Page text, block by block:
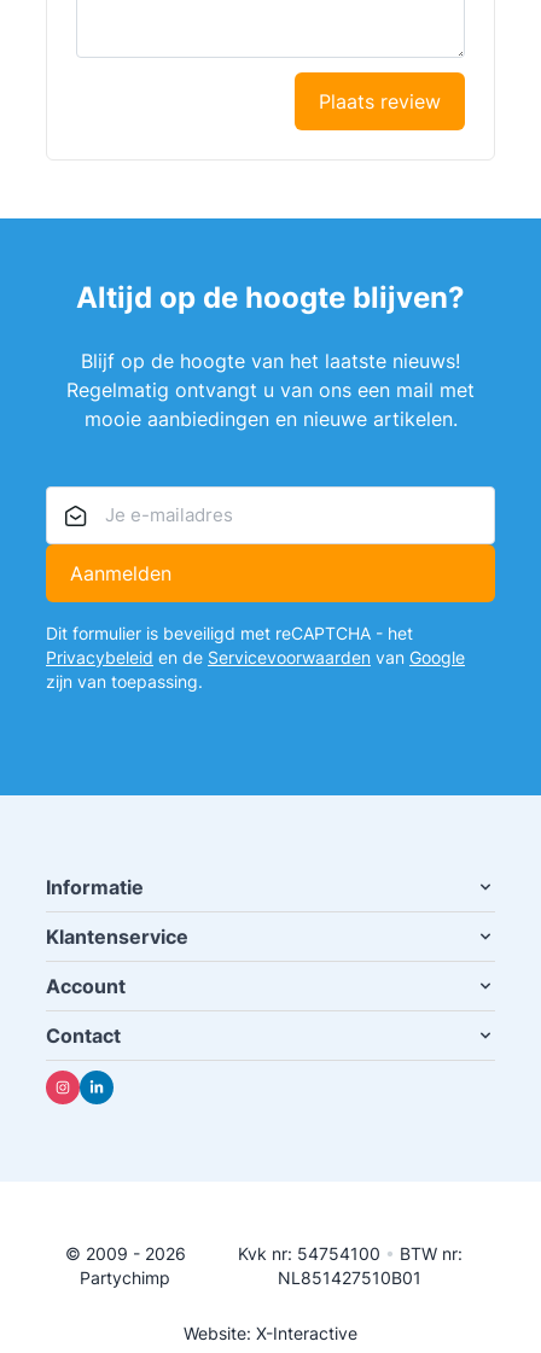
Plaats review
Altijd op de hoogte blijven?
Blijf op de hoogte van het laatste nieuws!
Regelmatig ontvangt u van ons een mail met
mooie aanbiedingen en nieuwe artikelen.
Aanmelden
Dit formulier is beveiligd met reCAPTCHA - het
Privacybeleid en de Servicevoorwaarden van Google
zijn van toepassing.
Informatie
Klantenservice
Account
Contact
© 2009 - 2026
Partychimp
Kvk nr: 54754100 • BTW nr:
NL851427510B01
Website: X-Interactive